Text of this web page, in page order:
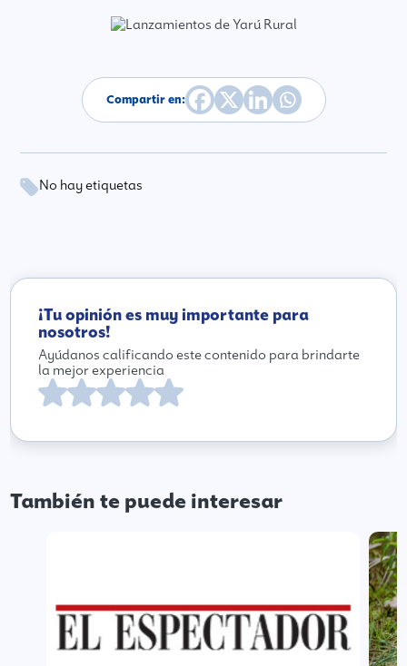
Compartir en:
No hay etiquetas
¡Tu opinión es muy importante para
nosotros!
Ayúdanos calificando este contenido para brindarte
la mejor experiencia
También te puede interesar